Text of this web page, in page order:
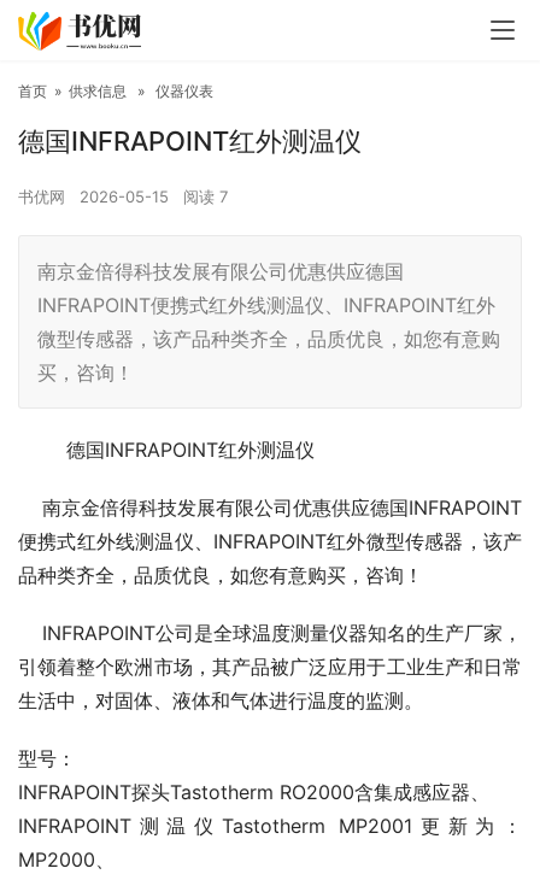
首页 » 供求信息 » 仪器仪表
德国INFRAPOINT红外测温仪
书优网 2026-05-15 阅读 7
南京金倍得科技发展有限公司优惠供应德国
INFRAPOINT便携式红外线测温仪、INFRAPOINT红外
微型传感器，该产品种类齐全，品质优良，如您有意购
买，咨询！
德国INFRAPOINT红外测温仪
南京金倍得科技发展有限公司优惠供应德国INFRAPOINT
便携式红外线测温仪、INFRAPOINT红外微型传感器，该产
品种类齐全，品质优良，如您有意购买，咨询！
INFRAPOINT公司是全球温度测量仪器知名的生产厂家，
引领着整个欧洲市场，其产品被广泛应用于工业生产和日常
生活中，对固体、液体和气体进行温度的监测。
型号：
INFRAPOINT探头Tastotherm RO2000含集成感应器、
INFRAPOINT测温仪Tastotherm MP2001更新为：
MP2000、